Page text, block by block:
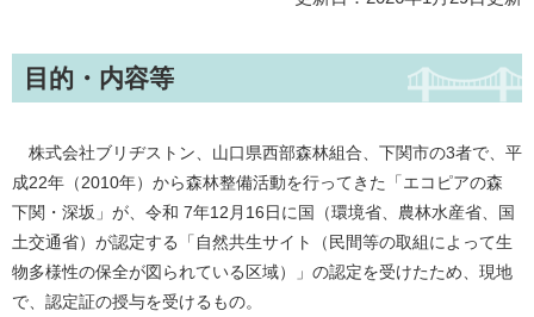
目的・内容等
株式会社ブリヂストン、山口県西部森林組合、下関市の3者で、平
成22年（2010年）から森林整備活動を行ってきた「エコピアの森
下関・深坂」が、令和 7年12月16日に国（環境省、農林水産省、国
土交通省）が認定する「自然共生サイト（民間等の取組によって生
物多様性の保全が図られている区域）」の認定を受けたため、現地
で、認定証の授与を受けるもの。